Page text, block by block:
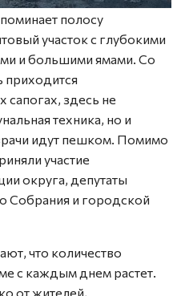
полосу
участок с глубокими
и большими ямами. Со
приходится
сапогах, здесь не
техника, но и
идут пешком. Помимо
участие
округа, депутаты
Собрания и городской
что количество
с каждым днем растет.
от жителей,